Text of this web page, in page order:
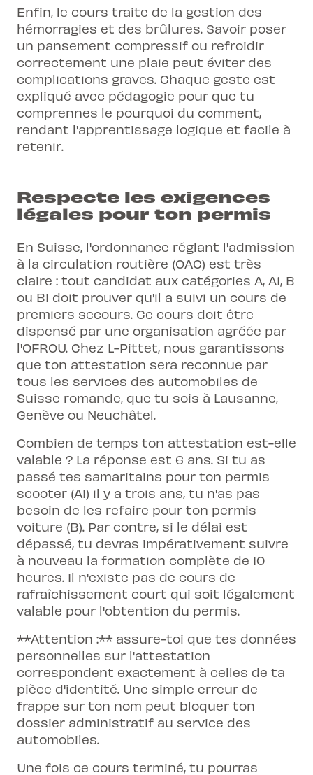
Enfin, le cours traite de la gestion des
hémorragies et des brûlures. Savoir poser
un pansement compressif ou refroidir
correctement une plaie peut éviter des
complications graves. Chaque geste est
expliqué avec pédagogie pour que tu
comprennes le pourquoi du comment,
rendant l'apprentissage logique et facile à
retenir.
Respecte les exigences
légales pour ton permis
En Suisse, l'ordonnance réglant l'admission
à la circulation routière (OAC) est très
claire : tout candidat aux catégories A, A1, B
ou B1 doit prouver qu'il a suivi un cours de
premiers secours. Ce cours doit être
dispensé par une organisation agréée par
l'OFROU. Chez L-Pittet, nous garantissons
que ton attestation sera reconnue par
tous les services des automobiles de
Suisse romande, que tu sois à Lausanne,
Genève ou Neuchâtel.
Combien de temps ton attestation est-elle
valable ? La réponse est 6 ans. Si tu as
passé tes samaritains pour ton permis
scooter (A1) il y a trois ans, tu n'as pas
besoin de les refaire pour ton permis
voiture (B). Par contre, si le délai est
dépassé, tu devras impérativement suivre
à nouveau la formation complète de 10
heures. Il n'existe pas de cours de
rafraîchissement court qui soit légalement
valable pour l'obtention du permis.
**Attention :** assure-toi que tes données
personnelles sur l'attestation
correspondent exactement à celles de ta
pièce d'identité. Une simple erreur de
frappe sur ton nom peut bloquer ton
dossier administratif au service des
automobiles.
Une fois ce cours terminé, tu pourras